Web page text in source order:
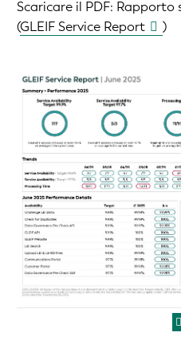
Scaricare il PDF: Rapporto
(GLEIF Service Report )